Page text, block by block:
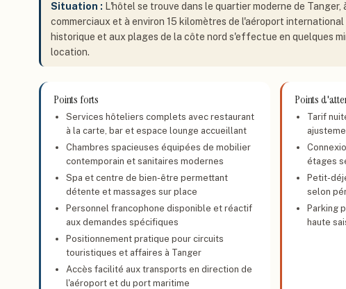
Situation : L'hôtel se trouve dans le quartier moderne de
commerciaux et à environ 15 kilomètres de l'aéroport
historique et aux plages de la côte nord s'effectue en quelques
location.
Points forts
Services hôteliers complets avec restaurant
à la carte, bar et espace lounge accueillant
Chambres spacieuses équipées de mobilier
contemporain et sanitaires modernes
Spa et centre de bien-être permettant
détente et massages sur place
Personnel francophone disponible et réactif
aux demandes spécifiques
Positionnement pratique pour circuits
touristiques et affaires à Tanger
Accès facilité aux transports en direction de
l'aéroport et du port maritime
Points
Tarif
étages
Petit-
selon
Parking
haute